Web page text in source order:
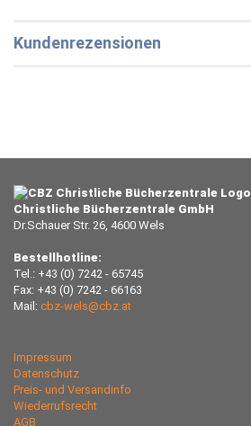
Kundenrezensionen
Christliche Bücherzentrale GmbH
Dr.Schauer Str. 26, 4600 Wels
Bestellhotline:
Tel.: +43 (0) 7242 - 65745
Fax: +43 (0) 7242 - 66163
Mail: cbz-wels@cbz.at
Impressum
Datenschutz
Preis- und Versandinfo
Wiederrufsrecht
AGB